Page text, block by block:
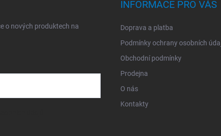
o nových produktech na
INFORMACE PRO VÁS
Doprava a platba
Podmínky ochrany osobních
Obchodní podmínky
Prodejna
O nás
Kontakty